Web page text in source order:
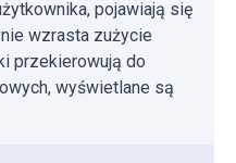
pojawiają się
wzrasta zużycie
przekierowują do
wyświetlane są